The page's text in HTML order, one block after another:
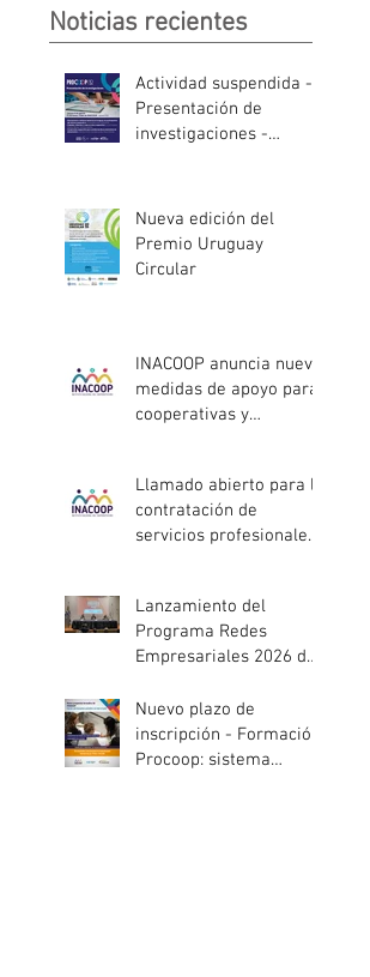
Noticias recientes
Actividad suspendida -
Presentación de
investigaciones -
Nueva edición del
Premio Uruguay
Circular
INACOOP anuncia nueve
medidas de apoyo para
cooperativas y
afectadas por el
temporal
Llamado abierto para la
contratación de
servicios profesionales
Lanzamiento del
Programa Redes
Empresariales 2026 de
Nuevo plazo de
inscripción - Formación
Procoop: sistema